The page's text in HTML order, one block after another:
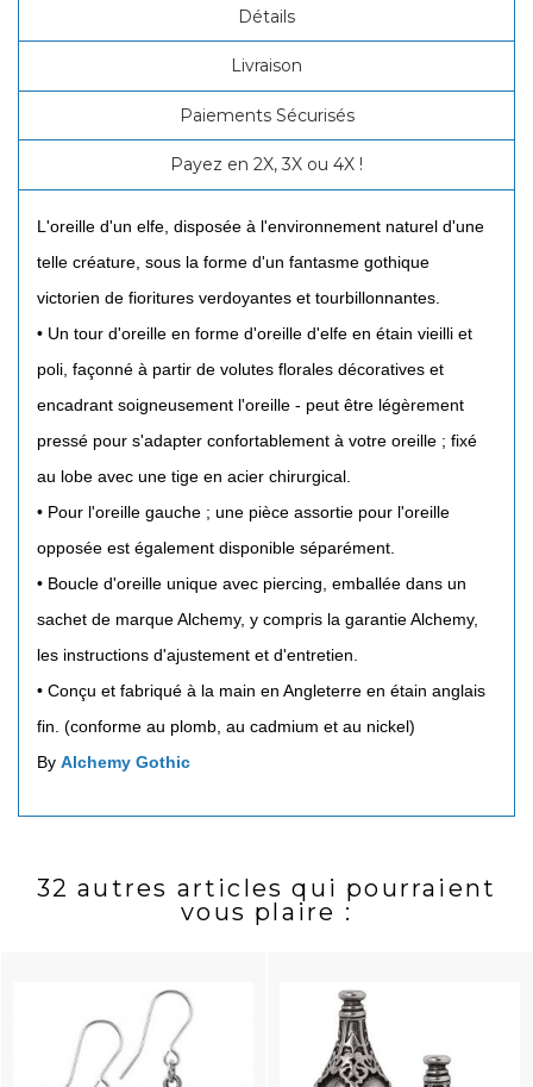
Détails
Livraison
Paiements Sécurisés
Payez en 2X, 3X ou 4X !
L'oreille d'un elfe, disposée à l'environnement naturel d'une
telle créature, sous la forme d'un fantasme gothique
victorien de fioritures verdoyantes et tourbillonnantes.
• Un tour d'oreille en forme d'oreille d'elfe en étain vieilli et
poli, façonné à partir de volutes florales décoratives et
encadrant soigneusement l'oreille - peut être légèrement
pressé pour s'adapter confortablement à votre oreille ; fixé
au lobe avec une tige en acier chirurgical.
• Pour l'oreille gauche ; une pièce assortie pour l'oreille
opposée est également disponible séparément.
• Boucle d'oreille unique avec piercing, emballée dans un
sachet de marque Alchemy, y compris la garantie Alchemy,
les instructions d'ajustement et d'entretien.
• Conçu et fabriqué à la main en Angleterre en étain anglais
fin. (conforme au plomb, au cadmium et au nickel)
By Alchemy Gothic
32 autres articles qui pourraient
vous plaire :